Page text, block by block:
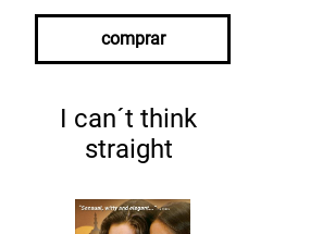
comprar
I can´t think
straight